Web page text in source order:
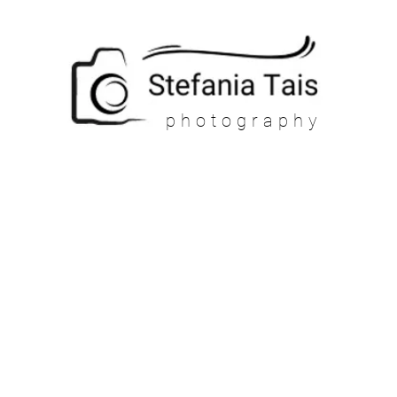
photography